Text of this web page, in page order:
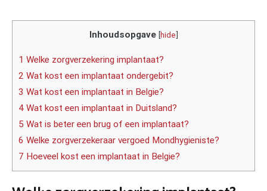
Inhoudsopgave [hide]
1 Welke zorgverzekering implantaat?
2 Wat kost een implantaat ondergebit?
3 Wat kost een implantaat in Belgie?
4 Wat kost een implantaat in Duitsland?
5 Wat is beter een brug of een implantaat?
6 Welke zorgverzekeraar vergoed Mondhygieniste?
7 Hoeveel kost een implantaat in Belgie?